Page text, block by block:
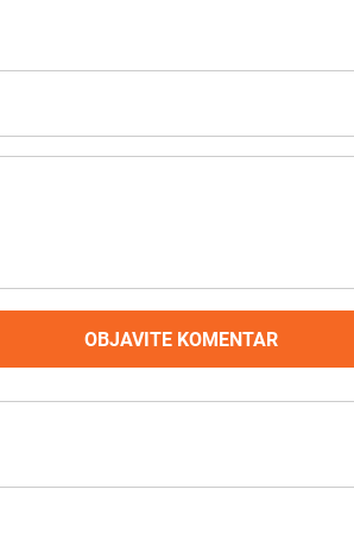
OBJAVITE KOMENTAR